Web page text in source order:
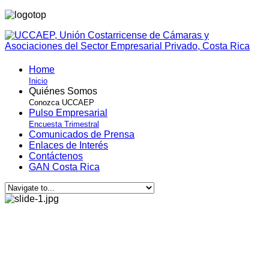
Home
Inicio
Quiénes Somos
Conozca UCCAEP
Pulso Empresarial
Encuesta Trimestral
Comunicados de Prensa
Enlaces de Interés
Contáctenos
GAN Costa Rica